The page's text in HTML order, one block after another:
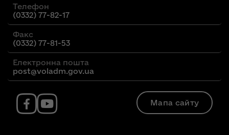
Телефон
(0332) 77-82-17
Факс
(0332) 77-81-53
Електронна пошта
post@voladm.gov.ua
Мапа сайту